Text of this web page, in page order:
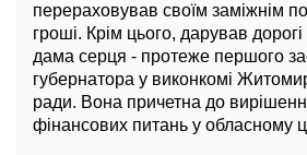
перераховував своїм заміжнім
гроші. Крім цього, дарував
дама серця - протеже першого
губернатора у виконкомі
ради. Вона причетна до
фінансових питань у обласному